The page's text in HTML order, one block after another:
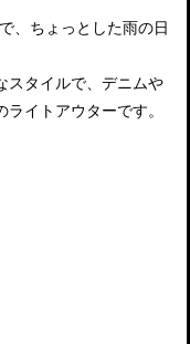
、ちょっとした雨の日
スタイルで、デニムや
イトアウターです。